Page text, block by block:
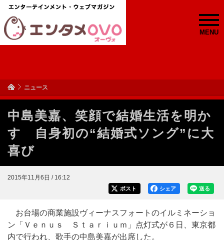
MENU
ニュース
中島美嘉、笑顔で結婚生活を明か
す 自身初の“結婚式ソング”に大
喜び
2015年11月6日 / 16:12
送る
シェア
ポスト
お台場の商業施設ヴィーナスフォートのイルミネーショ
ン「Ｖｅｎｕｓ Ｓｔａｒｉｕｍ」点灯式が６日、東京都
内で行われ、歌手の中島美嘉が出席した。